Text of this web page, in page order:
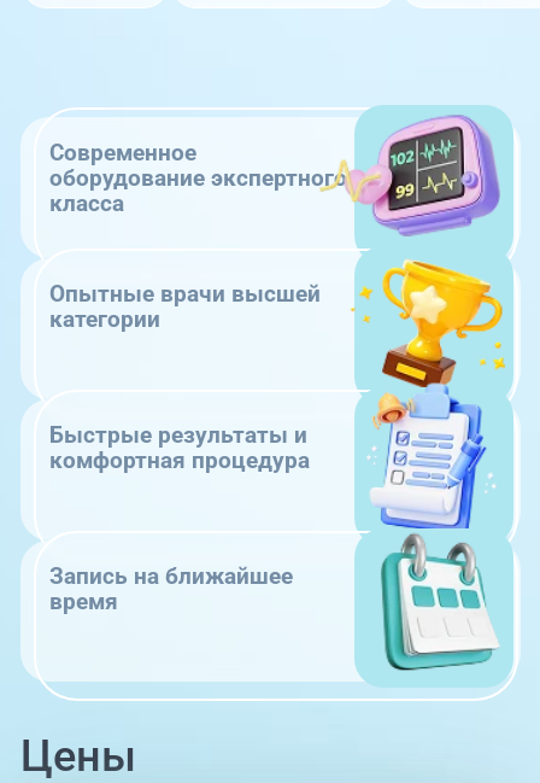
Современное
оборудование экспертного
класса
Опытные врачи высшей
категории
Быстрые результаты и
комфортная процедура
Запись на ближайшее
время
Цены